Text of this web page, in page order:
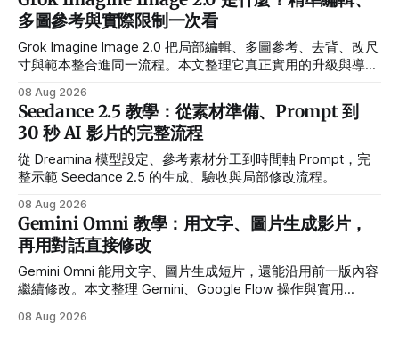
多圖參考與實際限制一次看
Grok Imagine Image 2.0 把局部編輯、多圖參考、去背、改尺
寸與範本整合進同一流程。本文整理它真正實用的升級與導入
08 Aug 2026
Seedance 2.5 教學：從素材準備、Prompt 到
30 秒 AI 影片的完整流程
從 Dreamina 模型設定、參考素材分工到時間軸 Prompt，完
整示範 Seedance 2.5 的生成、驗收與局部修改流程。
08 Aug 2026
Gemini Omni 教學：用文字、圖片生成影片，
再用對話直接修改
Gemini Omni 能用文字、圖片生成短片，還能沿用前一版內容
繼續修改。本文整理 Gemini、Google Flow 操作與實用
08 Aug 2026